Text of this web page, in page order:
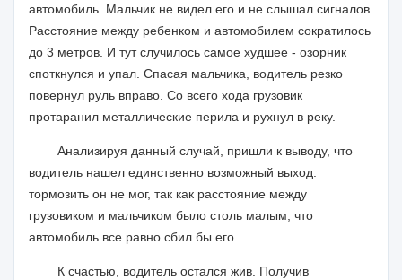
автомобиль. Мальчик не видел его и не слышал сигналов.
Расстояние между ребенком и автомобилем сократилось
до 3 метров. И тут случилось самое худшее - озорник
споткнулся и упал. Спасая мальчика, водитель резко
повернул руль вправо. Со всего хода грузовик
протаранил металлические перила и рухнул в реку.
Анализируя данный случай, пришли к выводу, что
водитель нашел единственно возможный выход:
тормозить он не мог, так как расстояние между
грузовиком и мальчиком было столь малым, что
автомобиль все равно сбил бы его.
К счастью, водитель остался жив. Получив